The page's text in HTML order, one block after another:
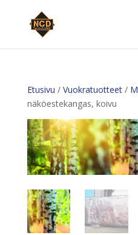
Etusivu / Vuokratuotteet/
näköestekangas, koivu